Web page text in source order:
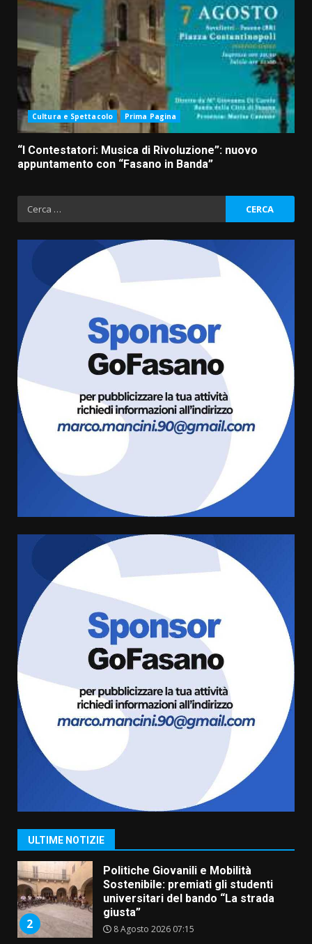
Cultura e Spettacolo Prima Pagina
“I Contestatori: Musica di Rivoluzione”: nuovo
appuntamento con “Fasano in Banda”
Ricerca
per:
ULTIME NOTIZIE
3
“I Contestatori: Musica di
Rivoluzione”: nuovo
appuntamento con “Fasano in
Banda”
7 Agosto 2026 06:05
US Fasano, Scianaro: “Profonda
amarezza per esclusione dal
7 Agosto 2026 06:00
Fasanese ferito a colpi di arma
da fuoco
di aperture straordinarie del
Comune di Fasano
6 Agosto 2026 14:16
Grazia Neglia, coordinatrice
cittadina di Fratelli d’Italia,
pronta a tornare in Consiglio
comunale
6 Agosto 2026 08:00
Savelletri in festa, domani sera
grande spettacolo con Uccio De
Santis
8 Agosto 2026 07:30
2
Politiche Giovanili e Mobilità
Sostenibile: premiati gli studenti
universitari del bando “La strada
3
“I Contestatori: Musica di
Rivoluzione”: nuovo
appuntamento con “Fasano in
Banda”
7 Agosto 2026 06:05